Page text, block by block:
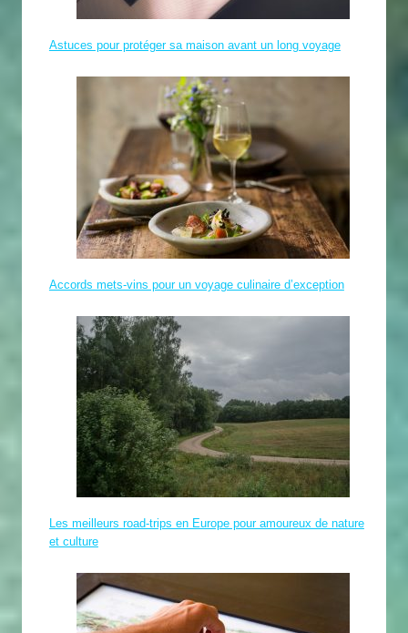
Astuces pour protéger sa maison avant un long voyage
Accords mets-vins pour un voyage culinaire d’exception
Les meilleurs road-trips en Europe pour amoureux de nature
et culture